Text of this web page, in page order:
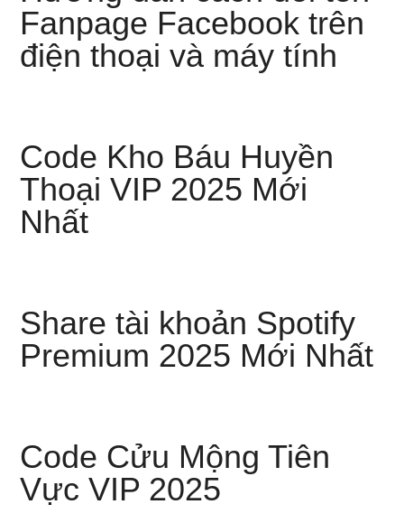
Fanpage Facebook trên
điện thoại và máy tính
Code Kho Báu Huyền
Thoại VIP 2025 Mới
Nhất
Share tài khoản Spotify
Premium 2025 Mới Nhất
Code Cửu Mộng Tiên
Vực VIP 2025